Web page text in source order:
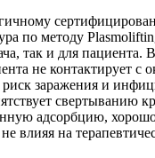
по методу
так и для пациента.
не контактирует с
риск заражения и
свертыванию
адсорбцию,
влияя на